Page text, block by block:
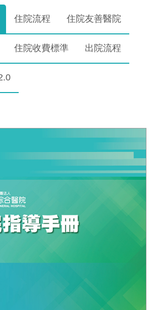
住院流程 住院友善醫院
住院收費標準 出院流程